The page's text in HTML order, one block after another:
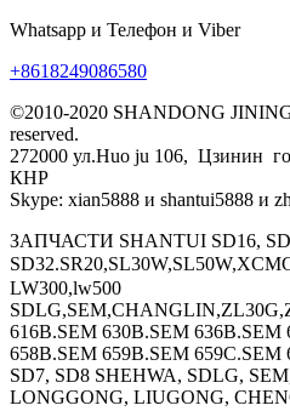
Whatsapp и Телефон и Viber
+8618249086580
©2010-2020 SHANDONG
reserved.
272000 ул.Huo ju 106, Цзинин
КНР
Skype: xian5888 и shantui5888 и
ЗАПЧАСТИ SHANTUI SD16,
LW300,lw500
616B.SEM 630B.SEM 636B.SEM
658B.SEM 659B.SEM
SD7, SD8 SHEHWA, SDLG,
LONGGONG, LIUGONG,